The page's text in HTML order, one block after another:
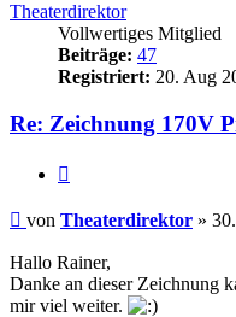
Theaterdirektor
Vollwertiges Mitglied
Beiträge: 47
Registriert: 20. Aug
Re: Zeichnung 170V
Beitrag
von Theaterdirektor »
Hallo Rainer,
Danke an dieser Zeichnung
mir viel weiter.